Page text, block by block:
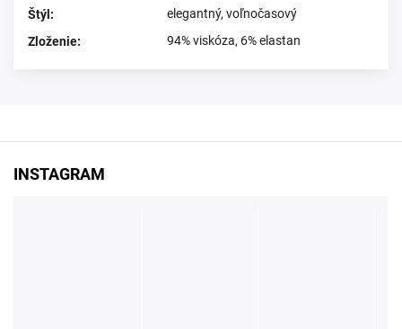
Štýl : elegantný, voľnočasový
Zloženie: 94% viskóza, 6% elastan
INSTAGRAM